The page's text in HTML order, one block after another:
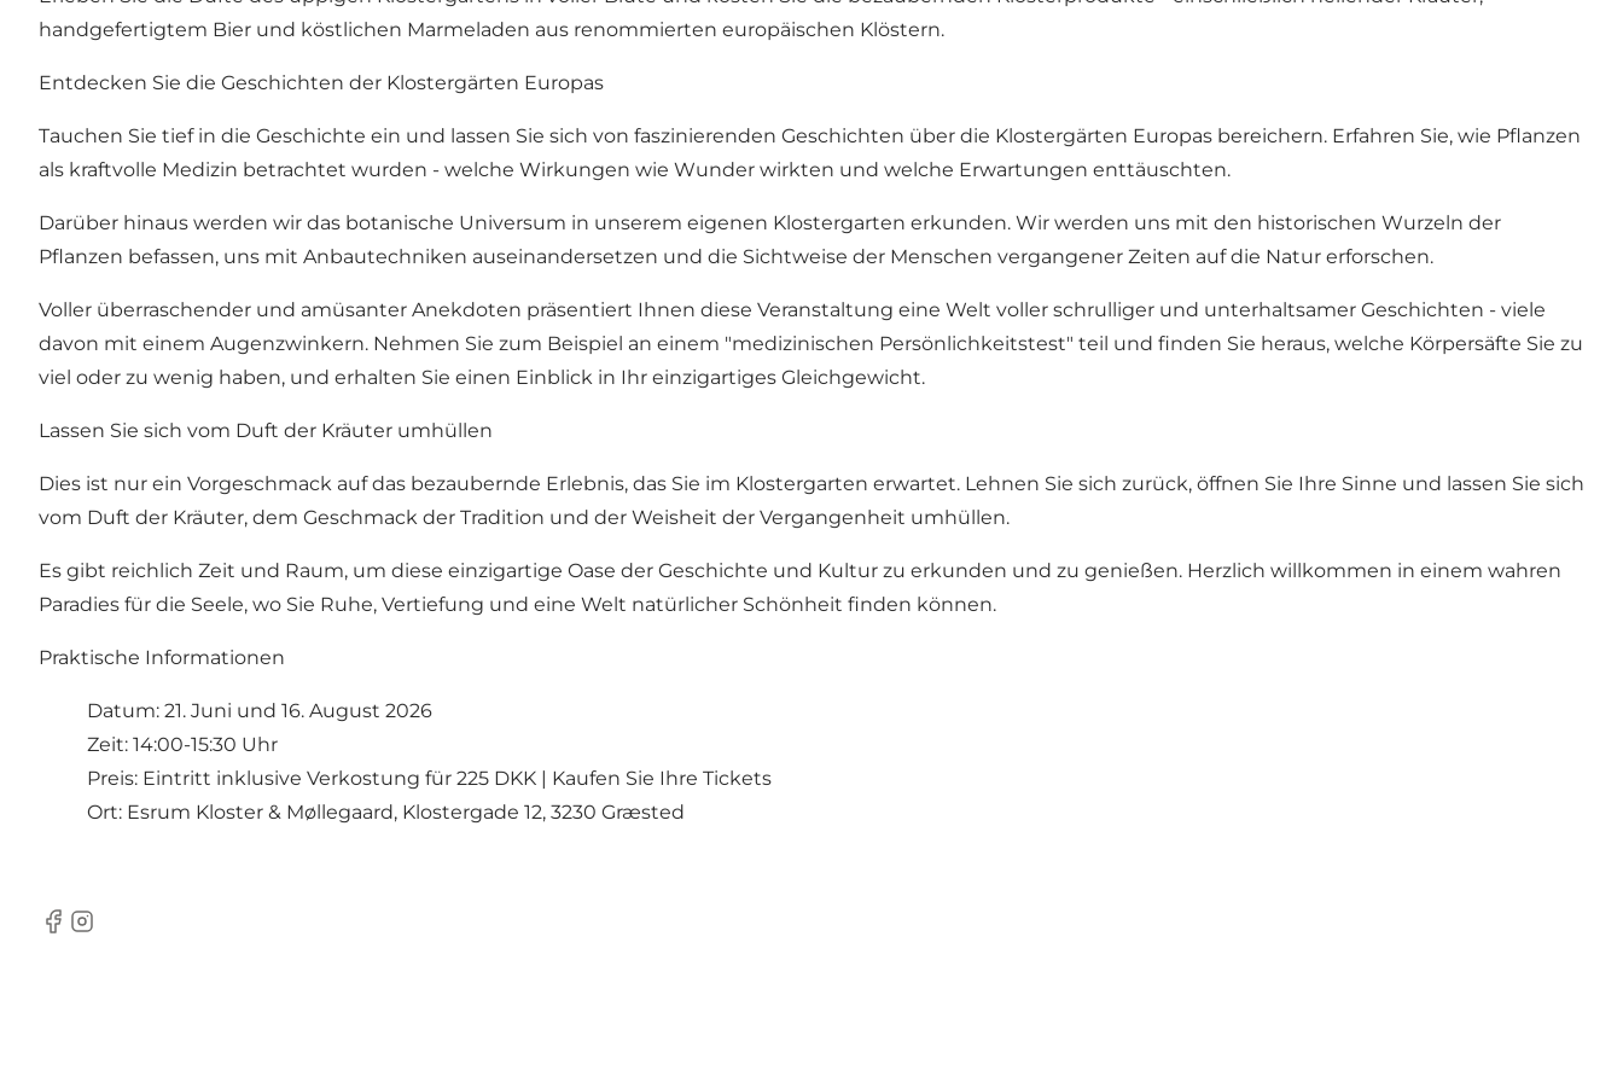
handgefertigtem Bier und köstlichen Marmeladen aus renommierten europäischen Klöstern.
Entdecken Sie die Geschichten der Klostergärten Europas
Tauchen Sie tief in die Geschichte ein und lassen Sie sich von faszinierenden Geschichten über die Klostergärten Europas bereichern. Erfahren Sie, wie Pflanzen
als kraftvolle Medizin betrachtet wurden - welche Wirkungen wie Wunder wirkten und welche Erwartungen enttäuschten.
Darüber hinaus werden wir das botanische Universum in unserem eigenen Klostergarten erkunden. Wir werden uns mit den historischen Wurzeln der
Pflanzen befassen, uns mit Anbautechniken auseinandersetzen und die Sichtweise der Menschen vergangener Zeiten auf die Natur erforschen.
Voller überraschender und amüsanter Anekdoten präsentiert Ihnen diese Veranstaltung eine Welt voller schrulliger und unterhaltsamer Geschichten - viele
davon mit einem Augenzwinkern. Nehmen Sie zum Beispiel an einem "medizinischen Persönlichkeitstest" teil und finden Sie heraus, welche Körpersäfte Sie zu
viel oder zu wenig haben, und erhalten Sie einen Einblick in Ihr einzigartiges Gleichgewicht.
Lassen Sie sich vom Duft der Kräuter umhüllen
Dies ist nur ein Vorgeschmack auf das bezaubernde Erlebnis, das Sie im Klostergarten erwartet. Lehnen Sie sich zurück, öffnen Sie Ihre Sinne und lassen Sie sich
vom Duft der Kräuter, dem Geschmack der Tradition und der Weisheit der Vergangenheit umhüllen.
Es gibt reichlich Zeit und Raum, um diese einzigartige Oase der Geschichte und Kultur zu erkunden und zu genießen. Herzlich willkommen in einem wahren
Paradies für die Seele, wo Sie Ruhe, Vertiefung und eine Welt natürlicher Schönheit finden können.
Praktische Informationen
Datum: 21. Juni und 16. August 2026
Zeit: 14:00-15:30 Uhr
Preis: Eintritt inklusive Verkostung für 225 DKK | Kaufen Sie Ihre Tickets
Ort: Esrum Kloster & Møllegaard, Klostergade 12, 3230 Græsted
Facebook
Instagram